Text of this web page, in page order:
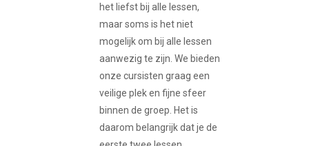
het liefst bij alle lessen,
maar soms is het niet
mogelijk om bij alle lessen
aanwezig te zijn. We bieden
onze cursisten graag een
veilige plek en fijne sfeer
binnen de groep. Het is
daarom belangrijk dat je de